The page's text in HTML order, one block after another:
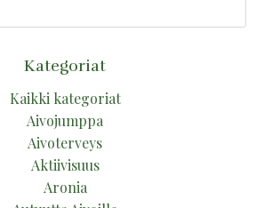
Kategoriat
Kaikki kategoriat
Aivojumppa
Aivoterveys
Aktiivisuus
Aronia